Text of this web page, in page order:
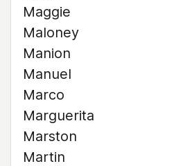
Maggie
Maloney
Manion
Manuel
Marco
Marguerita
Marston
Martin